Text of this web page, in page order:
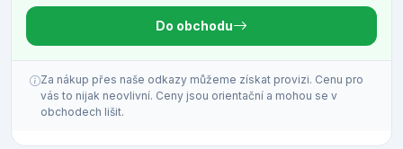
Do obchodu
Za nákup přes naše odkazy můžeme získat provizi. Cenu pro
vás to nijak neovlivní. Ceny jsou orientační a mohou se v
obchodech lišit.